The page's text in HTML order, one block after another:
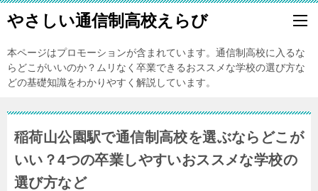
やさしい通信制高校えらび
本ページはプロモーションが含まれています。通信制高校に入るな
らどこがいいのか？ムリなく卒業できるおススメな学校の選び方な
どの基礎知識をわかりやすく解説しています。
稲荷山公園駅で通信制高校を選ぶならどこが
いい？4つの卒業しやすいおススメな学校の
選び方など